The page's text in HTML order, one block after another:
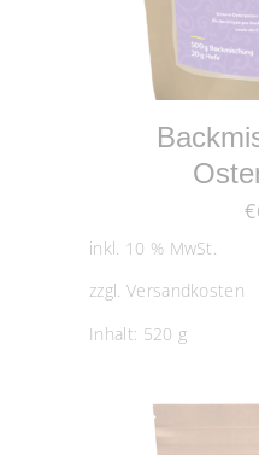
IN DEN
€
inkl. 10 % MwSt.
zzgl. Versandkosten
Inhalt: 520 g